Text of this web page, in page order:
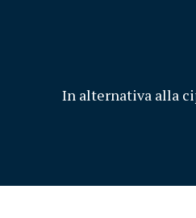
In alternativa alla